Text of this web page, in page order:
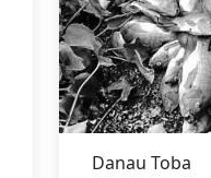
Danau Toba